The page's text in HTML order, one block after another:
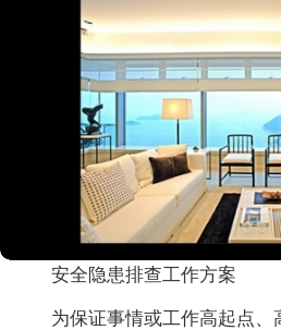
安全隐患排查工作方案
为保证事情或工作高起点、